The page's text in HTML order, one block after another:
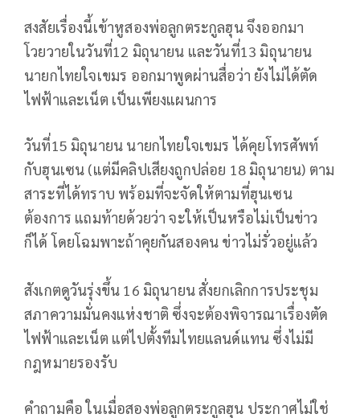
สงสัยเรื่องนี้เข้าหูสองพ่อลูกตระกูลฮุน จึงออกมา
โวยวายในวันที่12 มิถุนายน และวันที่13 มิถุนายน
นายกไทยใจเขมร ออกมาพูดผ่านสื่อว่า ยังไม่ได้ตัด
ไฟฟ้าและเน็ต เป็นเพียงแผนการ
วันที่15 มิถุนายน นายกไทยใจเขมร ได้คุยโทรศัพท์
กับฮุนเซน (แต่มีคลิปเสียงถูกปล่อย 18 มิถุนายน) ตาม
สาระที่ได้ทราบ พร้อมที่จะจัดให้ตามที่ฮุนเซน
ต้องการ แถมท้ายด้วยว่า จะให้เป็นหรือไม่เป็นข่าว
ก็ได้ โดยโฉมพาะถ้าคุยกันสองคน ข่าวไม่รั่วอยู่แล้ว
สังเกตดูวันรุ่งขึ้น 16 มิถุนายน สั่งยกเลิกการประชุม
สภาความมั่นคงแห่งชาติ ซึ่งจะต้องพิจารณาเรื่องตัด
ไฟฟ้าและเน็ต แต่ไปตั้งทีมไทยแลนด์แทน ซึ่งไม่มี
กฎหมายรองรับ
คำถามคือ ในเมื่อสองพ่อลูกตระกูลฮุน ประกาศไม่ใช่